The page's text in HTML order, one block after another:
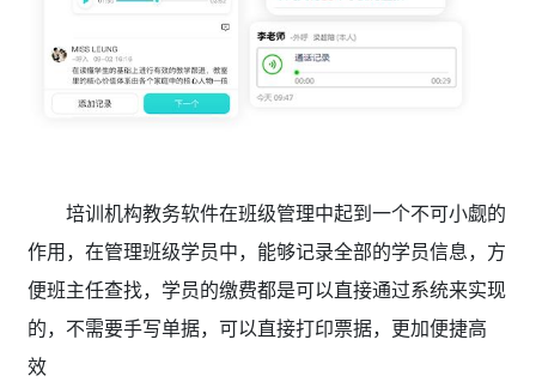
培训机构教务软件在班级管理中起到一个不可小觑的
作用，在管理班级学员中，能够记录全部的学员信息，方
便班主任查找，学员的缴费都是可以直接通过系统来实现
的，不需要手写单据，可以直接打印票据，更加便捷高
效